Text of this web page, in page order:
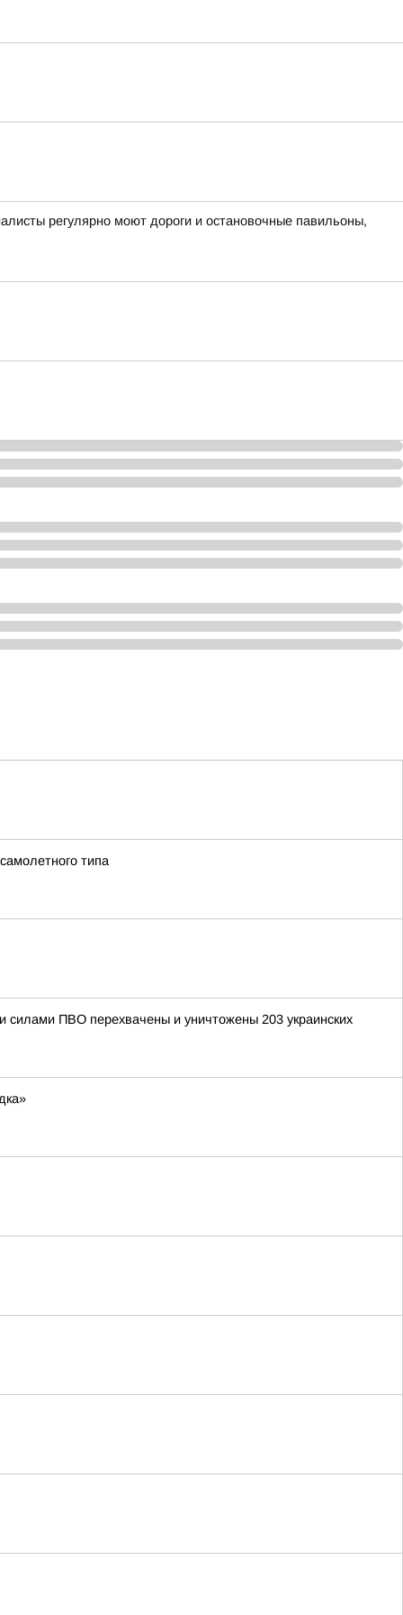
регулярно моют дороги и остановочные павильоны,
типа
силами ПВО перехвачены и уничтожены 203 украинских